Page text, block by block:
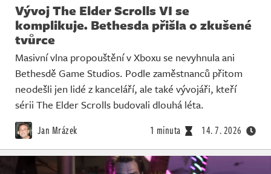
Vývoj The Elder Scrolls VI se
komplikuje. Bethesda přišla o zkušené
tvůrce
Masivní vlna propouštění v Xboxu se nevyhnula ani
Bethesdě Game Studios. Podle zaměstnanců přitom
neodešli jen lidé z kanceláří, ale také vývojáři, kteří
sérii The Elder Scrolls budovali dlouhá léta.
Jan Mrázek 1 minuta 14. 7. 2026